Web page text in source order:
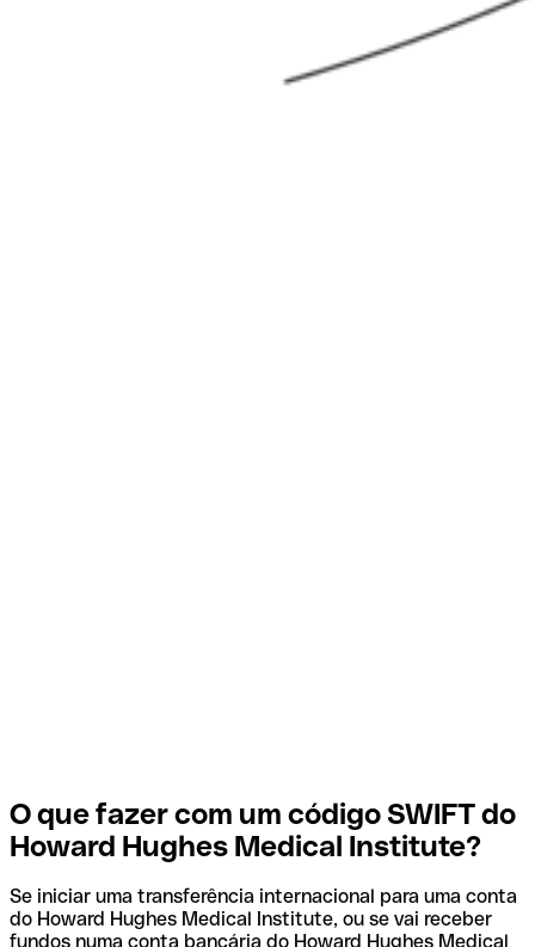
O que fazer com um código SWIFT do
Howard Hughes Medical Institute?
Se iniciar uma transferência internacional para uma conta
do Howard Hughes Medical Institute, ou se vai receber
fundos numa conta bancária do Howard Hughes Medical